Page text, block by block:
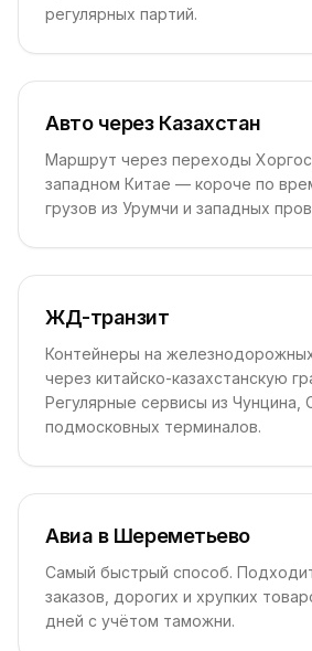
регулярных партий.
Авто через Казахстан
Маршрут через переходы
западном Китае — короче по
грузов из Урумчи и западных
ЖД-транзит
Контейнеры на
через китайско-казахстанскую
Регулярные сервисы из Чунцина,
подмосковных терминалов.
Авиа в Шереметьево
Самый быстрый способ.
заказов, дорогих и хрупких
дней с учётом таможни.